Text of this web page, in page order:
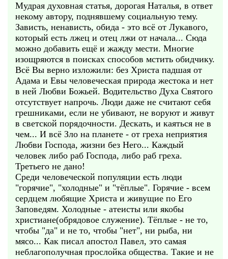
Мудрая духовная статья, дорогая Наталья, в ответ
некому автору, поднявшему социальную тему.
Зависть, ненависть, обида - это всё от Лукавого,
который есть лжец и отец лжи от начала... Сюда
можно добавить ещё и жажду мести. Многие
изощряются в поисках способов мстить обидчику.
Всё Вы верно изложили: без Христа падшая от
Адама и Евы человеческая природа жестока и нет
в ней Любви Божьей. Водительство Духа Святого
отсутствует напрочь. Люди даже не считают себя
грешниками, если не убивают, не воруют и живут
в светской порядочности. Дескать, и каяться не в
чем... И всё Зло на планете - от греха неприятия
Любви Господа, жизни без Него... Каждый
человек либо раб Господа, либо раб греха.
Третьего не дано!
Среди человеческой популяции есть люди
"горячие", "холодные" и "тёплые". Горячие - всем
сердцем любящие Христа и живущие по Его
Заповедям. Холодные - атеисты или якобы
христиане(обрядовое служение). Тёплые - не то,
чтобы "да" и не то, чтобы "нет", ни рыба, ни
мясо... Как писал апостол Павел, это самая
неблагополучная прослойка общества. Такие и не